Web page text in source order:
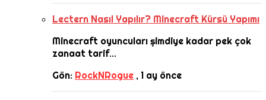
Lectern Nasıl Yapılır? Minecraft Kürsü Yapımı
Minecraft oyuncuları şimdiye kadar pek çok
zanaat tarif...
Gön: RockNRogue ,1 ay önce